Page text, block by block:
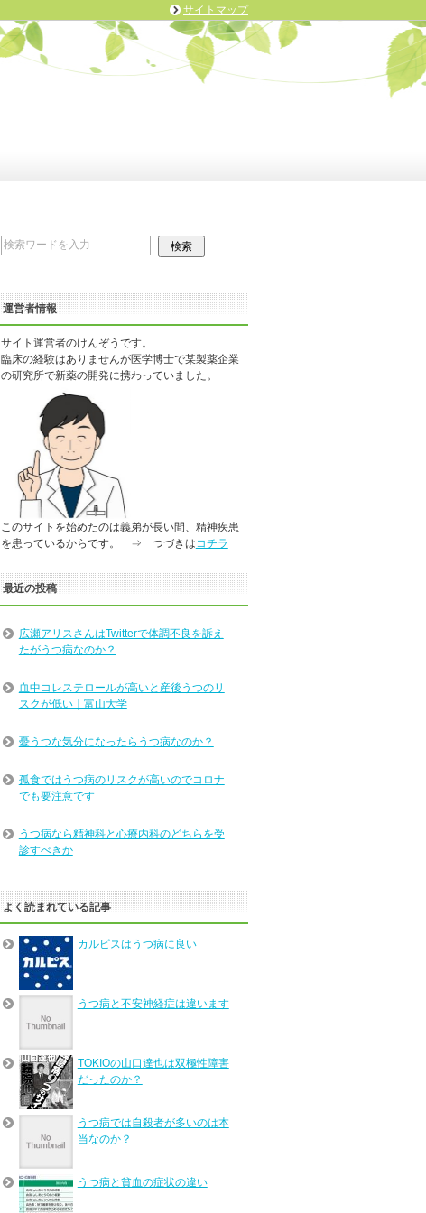
運営者情報
サイト運営者のけんぞうです。
臨床の経験はありませんが医学博士で某製薬企業
の研究所で新薬の開発に携わっていました。
このサイトを始めたのは義弟が長い間、精神疾患
を患っているからです。 ⇒ つづきはコチラ
最近の投稿
広瀬アリスさんはTwitterで体調不良を訴え
たがうつ病なのか？
血中コレステロールが高いと産後うつのリ
スクが低い｜富山大学
憂うつな気分になったらうつ病なのか？
孤食ではうつ病のリスクが高いのでコロナ
でも要注意です
うつ病なら精神科と心療内科のどちらを受
診すべきか
よく読まれている記事
カルピスはうつ病に良い
うつ病と不安神経症は違います
TOKIOの山口達也は双極性障害
だったのか？
うつ病では自殺者が多いのは本
当なのか？
うつ病と貧血の症状の違い
サイトマップ